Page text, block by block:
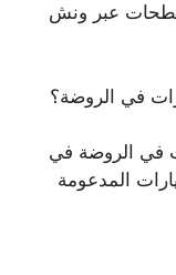
عبر ونش
في الروضة؟
في الروضة في
المدعومة